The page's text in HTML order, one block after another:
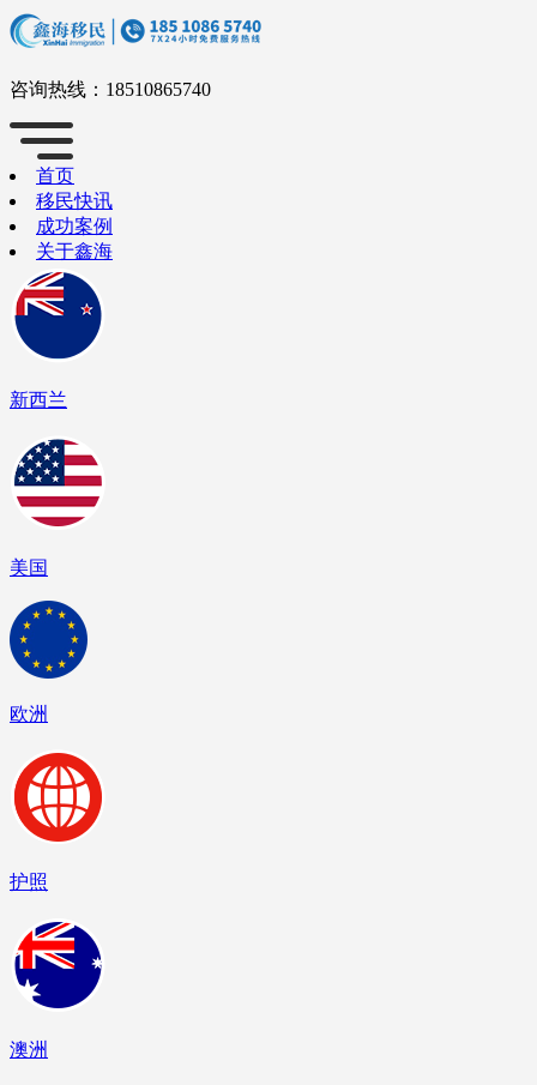
咨询热线： 18510865740
首页
移民快讯
成功案例
关于鑫海
新西兰
美国
欧洲
护照
澳洲